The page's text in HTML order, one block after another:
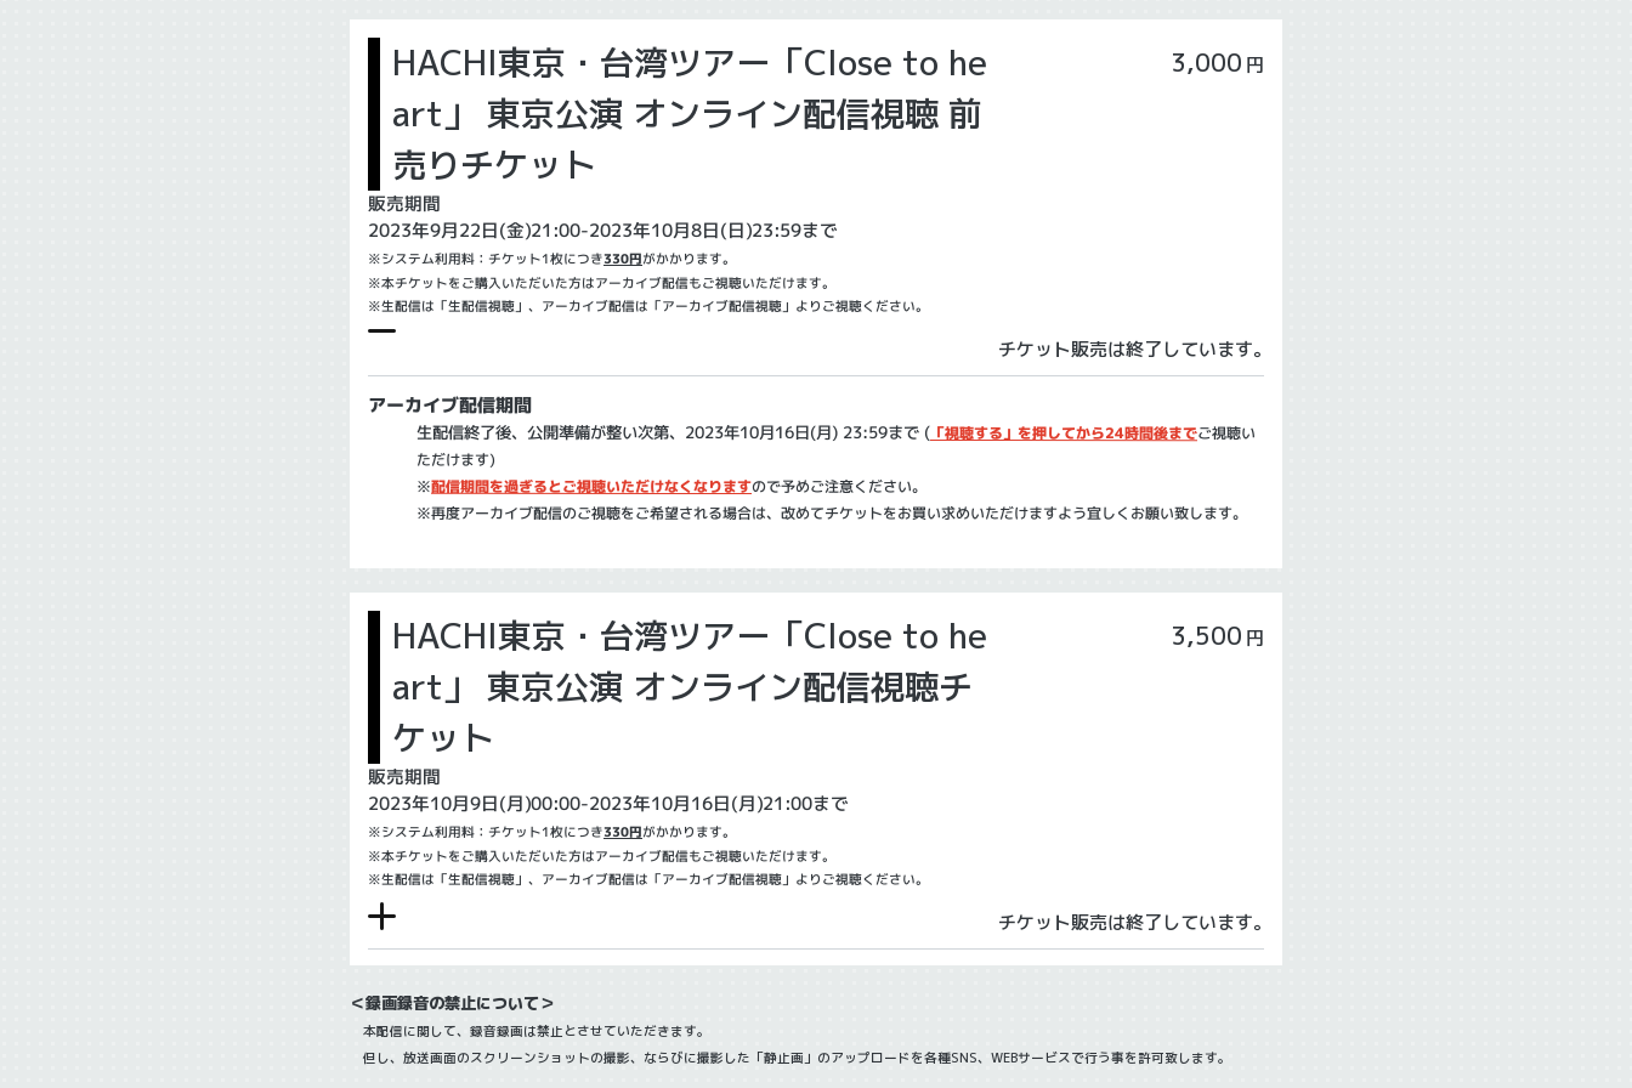
HACHI東京・台湾ツアー「Close to he
art」 東京公演 オンライン配信視聴 前
売りチケット
販売期間
2023年9月22日(金)21:00-2023年10月8日(日)23:59まで
※システム利用料：チケット1枚につき330円がかかります。
※本チケットをご購入いただいた方はアーカイブ配信もご視聴いただけます。
※生配信は「生配信視聴」、アーカイブ配信は「アーカイブ配信視聴」よりご視聴ください。
3,000 円
チケット販売は終了しています。
アーカイブ配信期間
生配信終了後、公開準備が整い次第、2023年10月16日(月) 23:59まで ( 「視聴する」を押してから24時間後までご視聴い
ただけます)
※配信期間を過ぎるとご視聴いただけなくなりますので予めご注意ください。
※再度アーカイブ配信のご視聴をご希望される場合は、改めてチケットをお買い求めいただけますよう宜しくお願い致します。
HACHI東京・台湾ツアー「Close to he
art」 東京公演 オンライン配信視聴チ
ケット
販売期間
2023年10月9日(月)00:00-2023年10月16日(月)21:00まで
※システム利用料：チケット1枚につき330円がかかります。
※本チケットをご購入いただいた方はアーカイブ配信もご視聴いただけます。
※生配信は「生配信視聴」、アーカイブ配信は「アーカイブ配信視聴」よりご視聴ください。
3,500 円
チケット販売は終了しています。
＜録画録音の禁止について＞
本配信に関して、録音録画は禁止とさせていただきます。
但し、放送画面のスクリーンショットの撮影、ならびに撮影した「静止画」のアップロードを各種SNS、WEBサービスで行う事を許可致します。